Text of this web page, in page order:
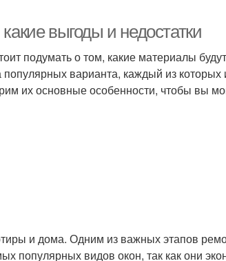
выгоды и недостатки
подумать о том, какие материалы
варианта, каждый из которых
их основные особенности, чтобы вы
и дома. Одним из важных этапов
популярных видов окон, так как они